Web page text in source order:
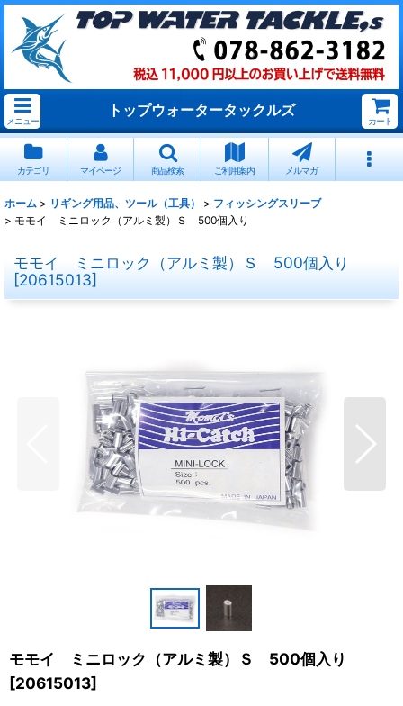
メニュー
トップウォータータックルズ
カート
カテゴリ マイページ 商品検索 ご利用案内 メルマガ
ホーム > リギング用品、ツール（工具） > フィッシングスリーブ
> モモイ ミニロック（アルミ製）Ｓ 500個入り
モモイ ミニロック（アルミ製）Ｓ 500個入り
[20615013]
モモイ ミニロック（アルミ製）Ｓ 500個入り
[20615013]